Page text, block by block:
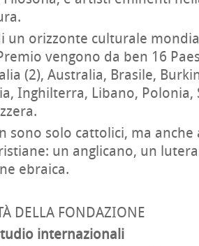
un orizzonte culturale
vengono da ben 16
(2), Australia, Brasile,
Inghilterra, Libano, Polonia,
sono solo cattolici, ma
un anglicano, un
ebraica.
DELLA FONDAZIONE
internazionali